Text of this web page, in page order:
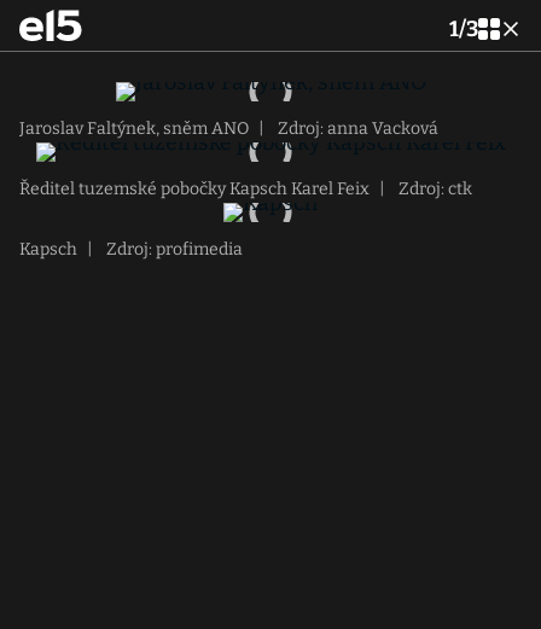
1/3
Jaroslav Faltýnek, sněm ANO Zdroj: anna Vacková
Ředitel tuzemské pobočky Kapsch Karel Feix Zdroj: ctk
Kapsch Zdroj: profimedia